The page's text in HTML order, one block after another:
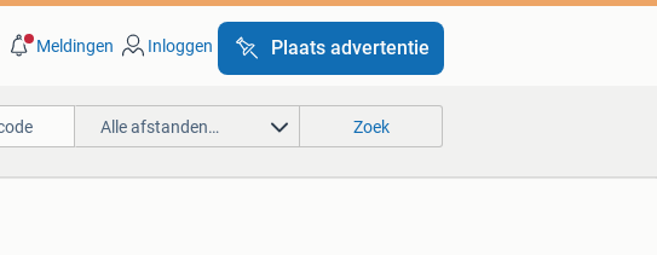
Meldingen Inloggen Plaats advertentie
Alle afstanden… Zoek